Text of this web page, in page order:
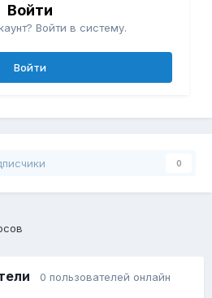
Войти
Войти в систему.
Войти
0
0 пользователей онлайн